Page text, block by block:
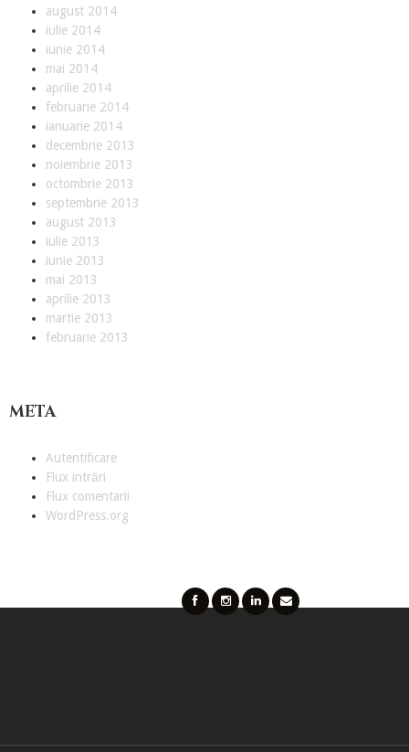
D
C
o
n
c
august 2014
iulie 2014
iunie 2014
mai 2014
aprilie 2014
februarie 2014
ianuarie 2014
decembrie 2013
noiembrie 2013
octombrie 2013
septembrie 2013
august 2013
iulie 2013
iunie 2013
mai 2013
aprilie 2013
martie 2013
februarie 2013
META
Autentificare
Flux intrări
Flux comentarii
WordPress.org